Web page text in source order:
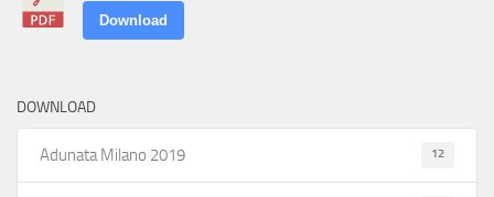
Download
DOWNLOAD
Adunata Milano 2019 12